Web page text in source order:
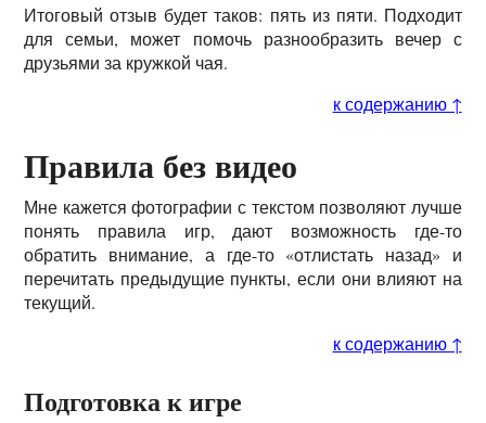
Итоговый отзыв будет таков: пять из пяти. Подходит
для семьи, может помочь разнообразить вечер с
друзьями за кружкой чая.
к содержанию ↑
Правила без видео
Мне кажется фотографии с текстом позволяют лучше
понять правила игр, дают возможность где-то
обратить внимание, а где-то «отлистать назад» и
перечитать предыдущие пункты, если они влияют на
текущий.
к содержанию ↑
Подготовка к игре